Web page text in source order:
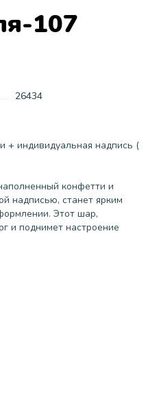
107
26434
+ индивидуальная надпись (
конфетти и
надписью, станет ярким
Этот шар,
и поднимет настроение